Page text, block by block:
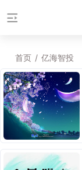
首页 / 亿海智投